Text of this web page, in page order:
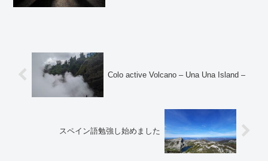
Colo active Volcano – Una Una Island –
スペイン語勉強し始めました